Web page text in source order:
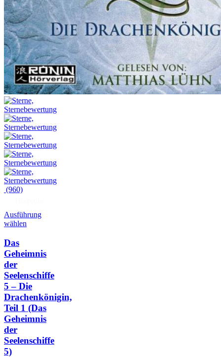
(960)
Ausführung
wählen
Das
Geheimnis
der
Seelenschiffe
5 – Die
Drachenkönigin,
Teil 1 (Das
Geheimnis
der
Seelenschiffe
5)